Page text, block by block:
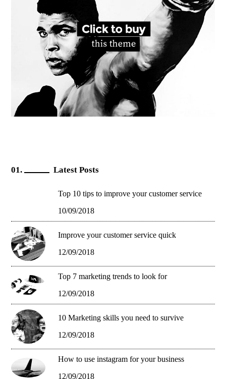
Latest Posts
Top 10 tips to improve your customer service
10/09/2018
Improve your customer service quick
12/09/2018
Top 7 marketing trends to look for
12/09/2018
10 Marketing skills you need to survive
12/09/2018
How to use instagram for your business
12/09/2018